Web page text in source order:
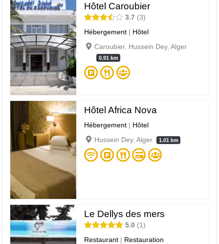
Hôtel Caroubier
3.7
3
Hébergement | Hôtel
Caroubier, Hussein Dey, Alger
0.91 km
Hôtel Africa Nova
Hébergement | Hôtel
Hussein Dey, Alger
1.01 km
Le Dellys des mers
5.0
1
Restaurant | Restauration